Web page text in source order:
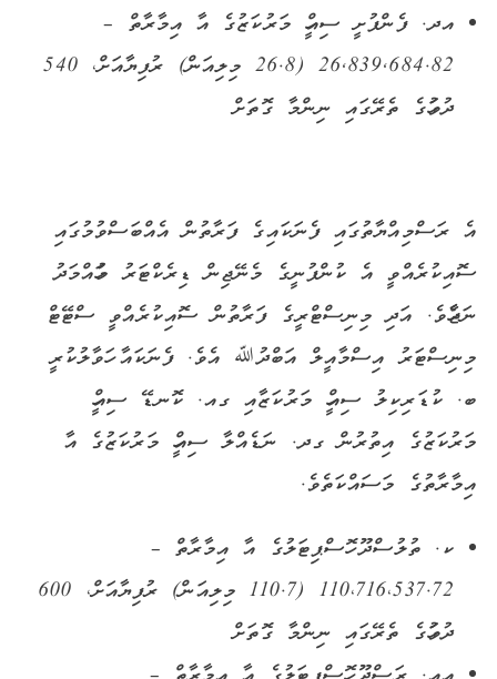
އދ. ފެންފުށީ ސިއްހީ މަރުކަޒުގެ އާ އިމާރާތް –
26,839,684.82 (26.8 މިލިއަން) ރުފިޔާއަށް، 540
ދުވަހުގެ ތެރޭގައި ނިންމާ ގޮތަށް
އެ ރަސްމިއްޔާތުގައި ފެނަކައިގެ ފަރާތުން އެއްބަސްވުމުގައި
ސޮއިކުރެއްވީ އެ ކުންފުނީގެ މެނޭޖިން ޑިރެކްޓަރު މުހައްމަދު
ނަޖާހެވެ. އަދި މިނިސްޓްރީގެ ފަރާތުން ސޮއިކުރެއްވީ ސްޓޭޓް
މިނިސްޓަރު އިސްމާއީލް އަބްދުﷲ އެވެ. ފެނަކައާ ހަވާލުކުރީ
ބ. ކުޑަރިކިލު ސިއްހީ މަރުކަޒާއި ގއ. ކޮނޑޭ ސިއްހީ
މަރުކަޒުގެ އިތުރުން ގދ. ނަޑެއްލާ ސިއްހީ މަރުކަޒުގެ އާ
އިމާރާތުގެ މަސައްކަތެވެ.
ކ. ތުލުސްދޫ ހޮސްޕިޓަލުގެ އާ އިމާރާތް –
110،716،537.72 (110.7 މިލިއަން) ރުފިޔާއަށް، 600
ދުވަހުގެ ތެރޭގައި ނިންމާ ގޮތަށް